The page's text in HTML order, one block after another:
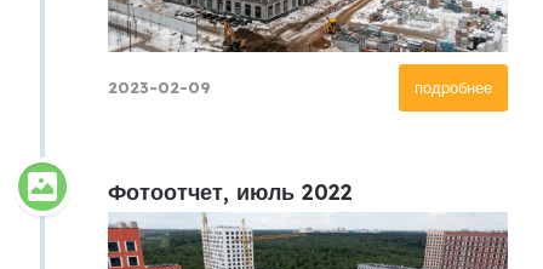
подробнее
2023-02-09
Фотоотчет, июль 2022